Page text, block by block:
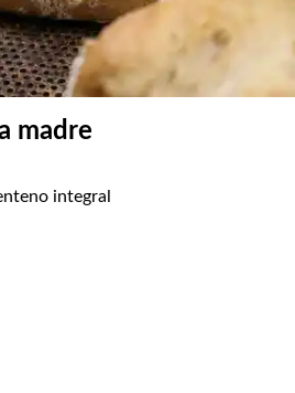
madre
integral